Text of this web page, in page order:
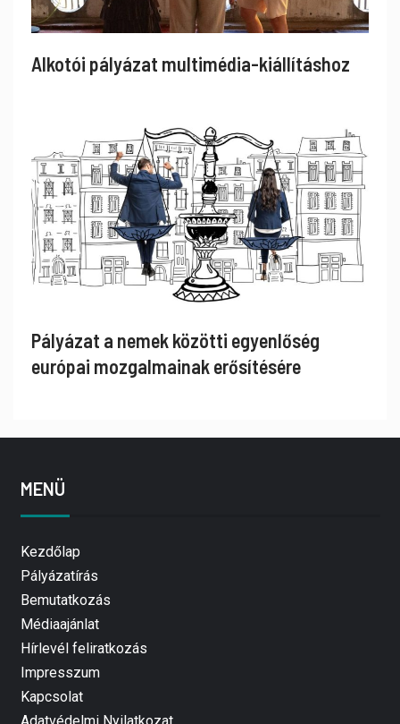
Alkotói pályázat multimédia-kiállításhoz
Pályázat a nemek közötti egyenlőség
európai mozgalmainak erősítésére
MENÜ
Kezdőlap
Pályázatírás
Bemutatkozás
Médiaajánlat
Hírlevél feliratkozás
Impresszum
Kapcsolat